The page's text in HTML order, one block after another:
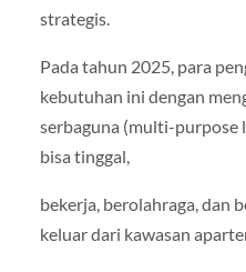
strategis.
Pada tahun 2025, para
kebutuhan ini dengan
serbaguna (multi-purpose
bisa tinggal,
bekerja, berolahraga, dan
keluar dari kawasan